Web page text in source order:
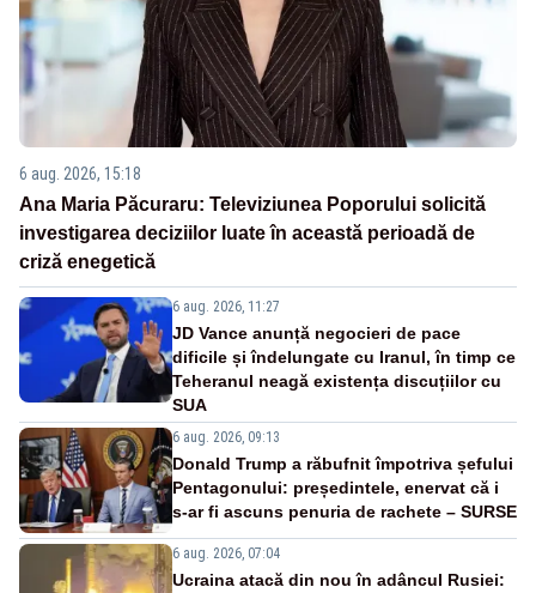
6 aug. 2026, 15:18
Ana Maria Păcuraru: Televiziunea Poporului solicită
investigarea deciziilor luate în această perioadă de
criză enegetică
6 aug. 2026, 11:27
JD Vance anunță negocieri de pace
dificile și îndelungate cu Iranul, în timp ce
Teheranul neagă existența discuțiilor cu
SUA
6 aug. 2026, 09:13
Donald Trump a răbufnit împotriva șefului
Pentagonului: președintele, enervat că i
s-ar fi ascuns penuria de rachete – SURSE
6 aug. 2026, 07:04
Ucraina atacă din nou în adâncul Rusiei: